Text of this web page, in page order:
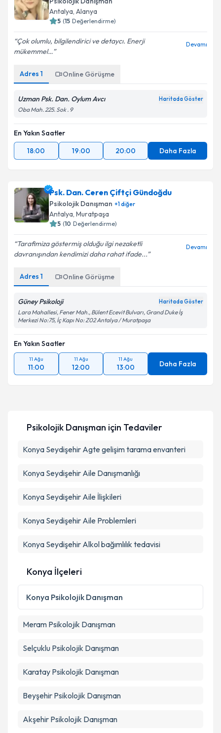
Antalya, Alanya
5 (15 Değerlendirme)
Çok olumlu, bilgilendirici ve detaycı. Enerji
mükemmel…
Devamı
Adres 1 Online Görüşme
Uzman Psk. Dan. Oylum Avcı Haritada Göster
Oba Mah. 225. Sok . 9
En Yakın Saatler
18:00
19:00 20:00 Daha Fazla
Psk. Dan. Ceren Çiftçi Gündoğdu
Psikolojik Danışman +1diğer
Antalya, Muratpaşa
5 (10 Değerlendirme)
Tarafimiza göstermiş olduğu ilgi nezaketli
davranışından kendimizi daha rahat ifade...
Devamı
Adres 1 Online Görüşme
Güney Psikoloji Haritada Göster
Lara Mahallesi, Fener Mah., Bülent Ecevit Bulvarı, Grand Duke İş
Merkezi No:75, İç Kapı No: Z02 Antalya / Muratpaşa
En Yakın Saatler
11 Ağu
11:00
11 Ağu
12:00
11 Ağu
13:00 Daha Fazla
Psikolojik Danışman için Tedaviler
Konya Seydişehir Agte gelişim tarama envanteri
Konya Seydişehir Aile Danışmanlığı
Konya Seydişehir Aile İlişkileri
Konya Seydişehir Aile Problemleri
Konya Seydişehir Alkol bağımlılık tedavisi
Konya İlçeleri
Konya Psikolojik Danışman
Meram Psikolojik Danışman
Selçuklu Psikolojik Danışman
Karatay Psikolojik Danışman
Beyşehir Psikolojik Danışman
Akşehir Psikolojik Danışman